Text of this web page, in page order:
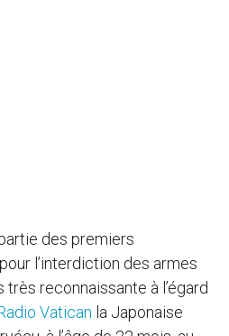
des premiers
l’interdiction des armes
très reconnaissante à l’égard
Vatican la Japonaise